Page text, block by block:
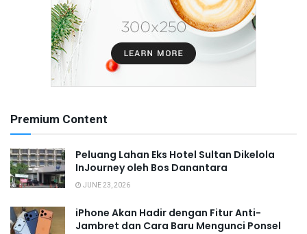
Premium Content
Peluang Lahan Eks Hotel Sultan Dikelola
InJourney oleh Bos Danantara
JUNE 23, 2026
iPhone Akan Hadir dengan Fitur Anti-
Jambret dan Cara Baru Mengunci Ponsel